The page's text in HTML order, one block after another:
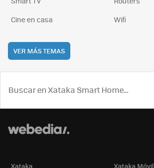
Cine en casa
Wifi
VER MÁS TEMAS
Xataka Xataka Móvil